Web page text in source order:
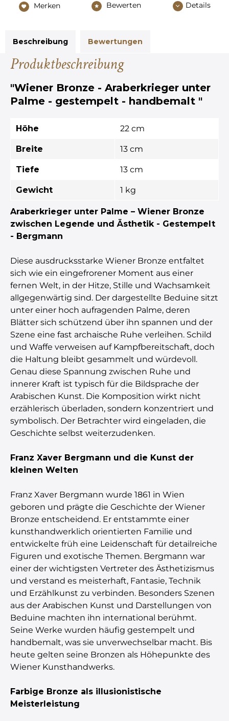
Merken Bewerten Details
Beschreibung Bewertungen
Produktbeschreibung
"Wiener Bronze - Araberkrieger unter
Palme - gestempelt - handbemalt "
Höhe 22 cm
Breite 13 cm
Tiefe 13 cm
Gewicht 1 kg
Araberkrieger unter Palme – Wiener Bronze
zwischen Legende und Ästhetik - Gestempelt
- Bergmann
Diese ausdrucksstarke Wiener Bronze entfaltet
sich wie ein eingefrorener Moment aus einer
fernen Welt, in der Hitze, Stille und Wachsamkeit
allgegenwärtig sind. Der dargestellte Beduine sitzt
unter einer hoch aufragenden Palme, deren
Blätter sich schützend über ihn spannen und der
Szene eine fast archaische Ruhe verleihen. Schild
und Waffe verweisen auf Kampfbereitschaft, doch
die Haltung bleibt gesammelt und würdevoll.
Genau diese Spannung zwischen Ruhe und
innerer Kraft ist typisch für die Bildsprache der
Arabischen Kunst. Die Komposition wirkt nicht
erzählerisch überladen, sondern konzentriert und
symbolisch. Der Betrachter wird eingeladen, die
Geschichte selbst weiterzudenken.
Franz Xaver Bergmann und die Kunst der
kleinen Welten
Franz Xaver Bergmann wurde 1861 in Wien
geboren und prägte die Geschichte der Wiener
Bronze entscheidend. Er entstammte einer
kunsthandwerklich orientierten Familie und
entwickelte früh eine Leidenschaft für detailreiche
Figuren und exotische Themen. Bergmann war
einer der wichtigsten Vertreter des Ästhetizismus
und verstand es meisterhaft, Fantasie, Technik
und Erzählkunst zu verbinden. Besonders Szenen
aus der Arabischen Kunst und Darstellungen von
Beduine machten ihn international berühmt.
Seine Werke wurden häufig gestempelt und
handbemalt, was sie unverwechselbar macht. Bis
heute gelten seine Bronzen als Höhepunkte des
Wiener Kunsthandwerks.
Farbige Bronze als illusionistische
Meisterleistung